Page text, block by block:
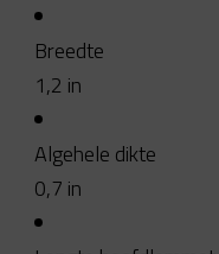
Breedte
1,2 in
Algehele dikte
0,7 in